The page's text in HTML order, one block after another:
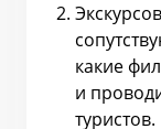
какие
и
туристов.